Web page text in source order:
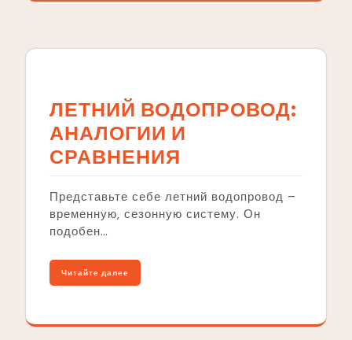
ЛЕТНИЙ ВОДОПРОВОД:
АНАЛОГИИ И
СРАВНЕНИЯ
Представьте себе летний водопровод –
временную‚ сезонную систему. Он
подобен…
Читайте далее